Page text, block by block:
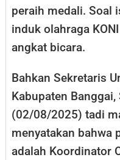
peraih medali. Soal
induk olahraga
angkat bicara.
Bahkan Sekretaris
Kabupaten
(02/08/2025) tadi
menyatakan bahwa
adalah Koordinator